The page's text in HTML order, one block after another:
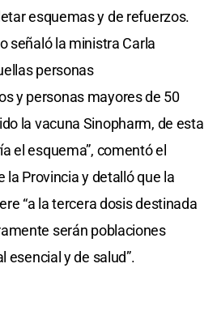
esquemas y de refuerzos.
señaló la ministra Carla
personas
y personas mayores de 50
la vacuna Sinopharm, de esta
el esquema”, comentó el
la Provincia y detalló que la
“a la tercera dosis destinada
serán poblaciones
esencial y de salud”.